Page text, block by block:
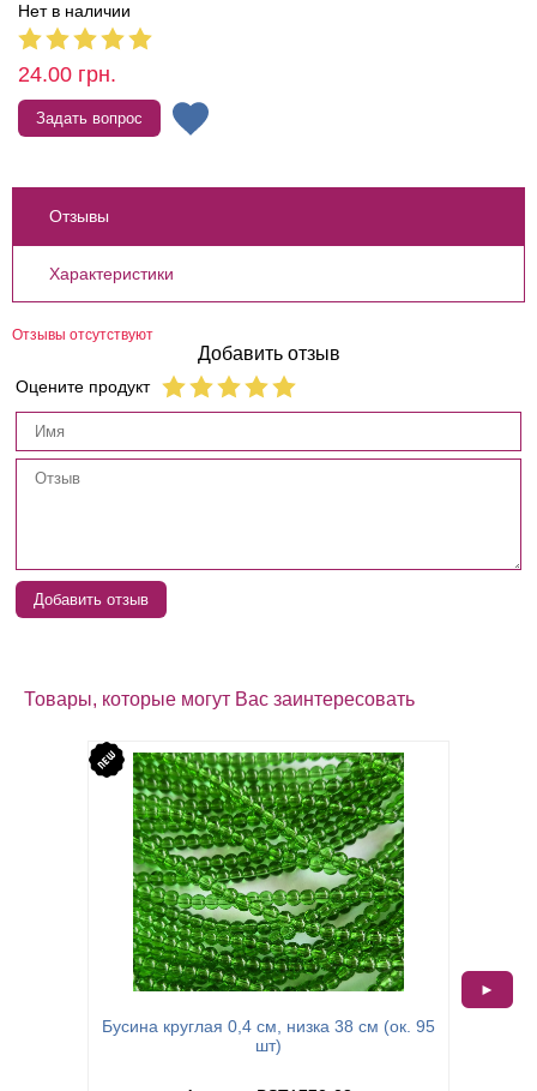
Нет в наличии
24.00 грн.
Задать вопрос
Отзывы
Характеристики
Отзывы отсутствуют
Добавить отзыв
Оцените продукт
Добавить отзыв
Товары, которые могут Вас заинтересовать
Бусина круглая 0,4 см, низка 38 см (ок. 95
шт)
►